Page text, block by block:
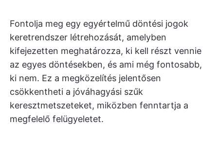
Fontolja meg egy egyértelmű döntési jogok
keretrendszer létrehozását, amelyben
kifejezetten meghatározza, ki kell részt vennie
az egyes döntésekben, és ami még fontosabb,
ki nem. Ez a megközelítés jelentősen
csökkentheti a jóváhagyási szűk
keresztmetszeteket, miközben fenntartja a
megfelelő felügyeletet.